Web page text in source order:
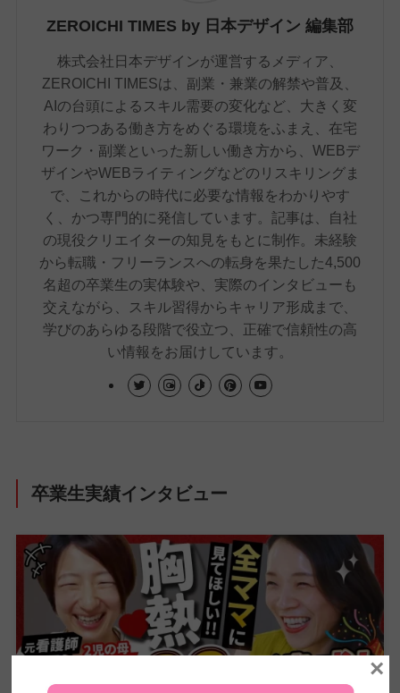
ZEROICHI TIMES by 日本デザイン 編集部
株式会社日本デザインが運営するメディア、
ZEROICHI TIMESは、副業・兼業の解禁や普及、
AIの台頭によるスキル需要の変化など、大きく変
わりつつある働き方をめぐる環境をふまえ、在宅
ワーク・副業といった新しい働き方から、WEBデ
ザインやWEBライティングなどのリスキリングま
で、これからの時代に必要な情報をわかりやす
く、かつ専門的に発信しています。記事は、自社
の現役クリエイターの知見をもとに制作。未経験
から転職・フリーランスへの転身を果たした4,500
名超の卒業生の実体験や、実際のインタビューも
交えながら、スキル習得からキャリア形成まで、
学びのあらゆる段階で役立つ、正確で信頼性の高
い情報をお届けしています。
卒業生実績インタビュー
×